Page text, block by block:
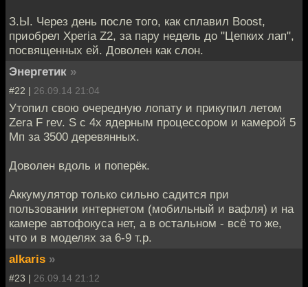
З.Ы. Через день после того, как сплавил Boost,
приобрел Xperia Z2, за пару недель до "Цепких лап",
посвященных ей. Доволен как слон.
Энергетик »
#22 | 26.09.14 21:04
Утопил свою очередную лопату и прикупил летом
Zera F rev. S с 4х ядерным процессором и камерой 5
Мп за 3500 деревянных.
Доволен вдоль и поперёк.
Аккумулятор только сильно садится при
пользовании интернетом (мобильный и вафля) и на
камере автофокуса нет, а в остальном - всё то же,
что и в моделях за 6-9 т.р.
alkaris »
#23 | 26.09.14 21:12